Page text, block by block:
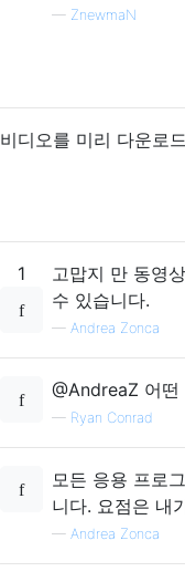
— ZnewmaN
비디오를 미리 다운로
1
고맙지 만 동영
수 있습니다.
— Andrea Zonca
@AndreaZ 어떤
— Ryan Conrad
모든 응용 프로
니다. 요점은 내
— Andrea Zonca